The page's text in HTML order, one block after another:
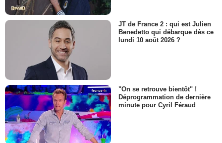
JT de France 2 : qui est Julien
Benedetto qui débarque dès ce
lundi 10 août 2026 ?
"On se retrouve bientôt" !
Déprogrammation de dernière
minute pour Cyril Féraud